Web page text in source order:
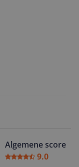
neergezet,
vind ik erg fijn.
maar
gesprek
eens van
de app
Top
de oren.
Algemene score
9.0